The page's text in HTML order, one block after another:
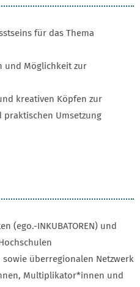
für das Thema
und Möglichkeit zur
kreativen Köpfen zur
Umsetzung
(ego.-INKUBATOREN) und
überregionalen Netzwerk
Multiplikator*innen und